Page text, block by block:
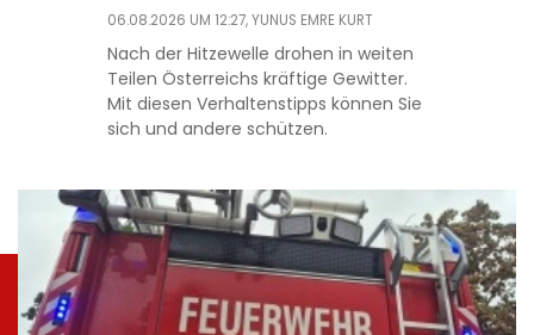
06.08.2026 UM 12:27,YUNUS EMRE KURT
Nach der Hitzewelle drohen in weiten
Teilen Österreichs kräftige Gewitter.
Mit diesen Verhaltenstipps können Sie
sich und andere schützen.